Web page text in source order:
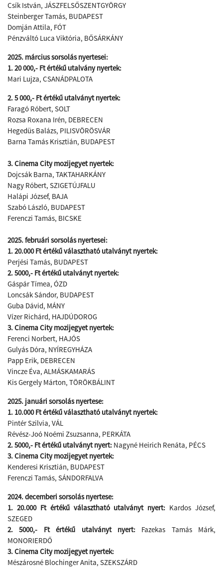
Csík István, JÁSZFELSŐSZENTGYÖRGY
Steinberger Tamás, BUDAPEST
Domján Attila, FÓT
Pénzváltó Luca Viktória, BŐSÁRKÁNY
2025. március sorsolás nyertesei:
1. 20 000,- Ft értékű utalvány nyertek:
Mari Lujza, CSANÁDPALOTA
2. 5 000,- Ft értékű utalványt nyertek:
Faragó Róbert, SOLT
Rozsa Roxana Irén, DEBRECEN
Hegedüs Balázs, PILISVÖRÖSVÁR
Barna Tamás Krisztián, BUDAPEST
3. Cinema City mozijegyet nyertek:
Dojcsák Barna, TAKTAHARKÁNY
Nagy Róbert, SZIGETÚJFALU
Halápi József, BAJA
Szabó László, BUDAPEST
Ferenczi Tamás, BICSKE
2025. februári sorsolás nyertesei:
1. 20.000 Ft értékű választható utalványt nyertek:
Perjési Tamás, BUDAPEST
2. 5000,- Ft értékű utalványt nyertek:
Gáspár Tímea, ÓZD
Loncsák Sándor, BUDAPEST
Guba Dávid, MÁNY
Vízer Richárd, HAJDÚDOROG
3. Cinema City mozijegyet nyertek:
Ferenci Norbert, HAJÓS
Gulyás Dóra, NYÍREGYHÁZA
Papp Erik, DEBRECEN
Vincze Éva, ALMÁSKAMARÁS
Kis Gergely Márton, TÖRÖKBÁLINT
2025. januári sorsolás nyertese:
1. 10.000 Ft értékű választható utalványt nyertek:
Pintér Szilvia, VÁL
Révész-Joó Noémi Zsuzsanna, PERKÁTA
2. 5000,- Ft értékű utalványt nyert: Nagyné Heirich Renáta, PÉCS
3. Cinema City mozijegyet nyertek:
Kenderesi Krisztián, BUDAPEST
Ferenczi Tamás, SÁNDORFALVA
2024. decemberi sorsolás nyertese:
1. 20.000 Ft értékű választható utalványt nyert: Kardos József,
SZEGED
2. 5000,- Ft értékű utalványt nyert:Fazekas Tamás Márk,
MONORIERDŐ
3. Cinema City mozijegyet nyertek:
Mészárosné Blochinger Anita, SZEKSZÁRD